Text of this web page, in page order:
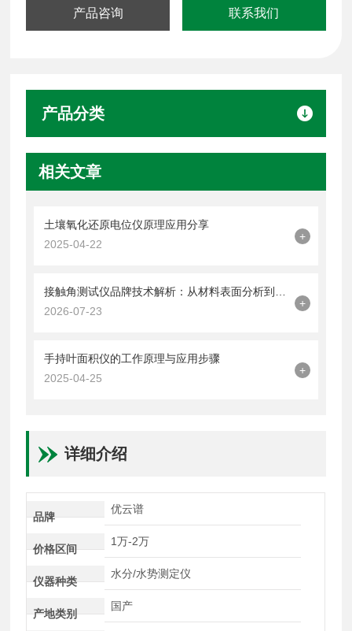
产品咨询 联系我们
产品分类
相关文章
土壤氧化还原电位仪原理应用分享
2025-04-22
+
接触角测试仪品牌技术解析：从材料表面分析到半导体检测的应用方案
2026-07-23
+
手持叶面积仪的工作原理与应用步骤
2025-04-25
+
详细介绍
品牌
优云谱
价格区间
1万-2万
仪器种类
水分/水势测定仪
产地类别
国产